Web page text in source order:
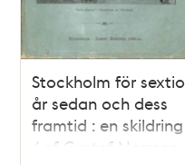
Stockholm för sextio
år sedan och dess
framtid : en skildring
/ af Gustaf Nerman